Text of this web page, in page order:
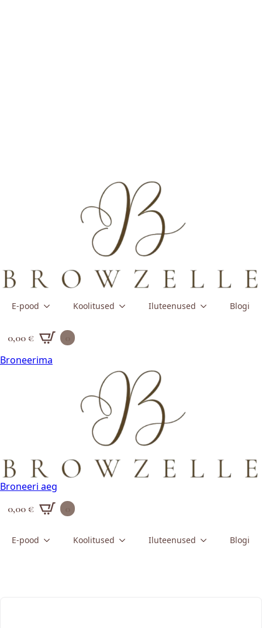
E-pood Koolitused Iluteenused Blogi
0,00€
Broneerima
Broneeri aeg
0,00€
E-pood Koolitused Iluteenused Blogi